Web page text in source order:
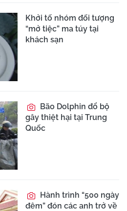
Khởi tố nhóm đối tượng
“mở tiệc” ma túy tại
khách sạn
Bão Dolphin đổ bộ
gây thiệt hại tại Trung
Quốc
Hành trình “500 ngày
đêm” đón các anh trở về